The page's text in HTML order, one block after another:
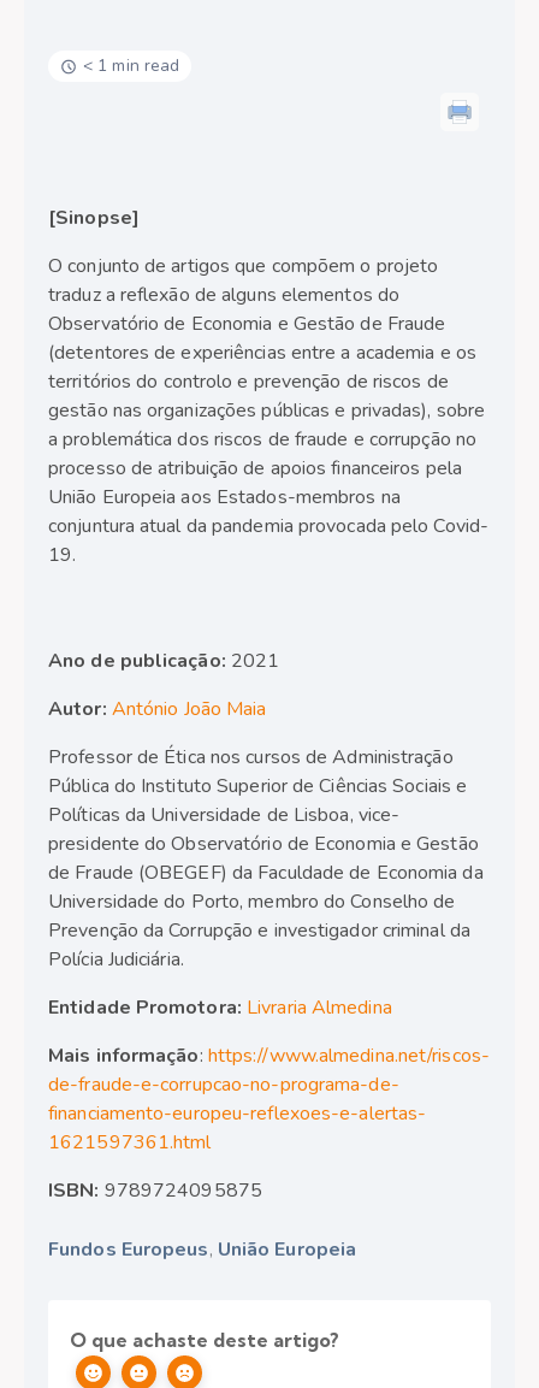
< 1 min read
[Sinopse]
O conjunto de artigos que compõem o projeto
traduz a reflexão de alguns elementos do
Observatório de Economia e Gestão de Fraude
(detentores de experiências entre a academia e os
territórios do controlo e prevenção de riscos de
gestão nas organizações públicas e privadas), sobre
a problemática dos riscos de fraude e corrupção no
processo de atribuição de apoios financeiros pela
União Europeia aos Estados-membros na
conjuntura atual da pandemia provocada pelo Covid-
19.
Ano de publicação: 2021
Autor: António João Maia
Professor de Ética nos cursos de Administração
Pública do Instituto Superior de Ciências Sociais e
Políticas da Universidade de Lisboa, vice-
presidente do Observatório de Economia e Gestão
de Fraude (OBEGEF) da Faculdade de Economia da
Universidade do Porto, membro do Conselho de
Prevenção da Corrupção e investigador criminal da
Polícia Judiciária.
Entidade Promotora: Livraria Almedina
Mais informação: https://www.almedina.net/riscos-
de-fraude-e-corrupcao-no-programa-de-
financiamento-europeu-reflexoes-e-alertas-
1621597361.html
ISBN: 9789724095875
Fundos Europeus, União Europeia
O que achaste deste artigo?